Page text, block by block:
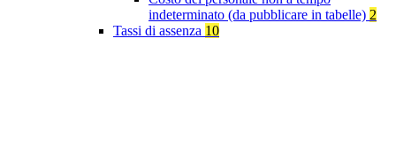
indeterminato (da pubblicare in tabelle) 2
Tassi di assenza 10